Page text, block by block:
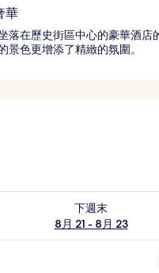
華
落在歷史街區中心的豪華酒店
景色更增添了精緻的氛圍。
下週末
8月 21 - 8月 23
下週末 (8月 21 - 8月 23) 的